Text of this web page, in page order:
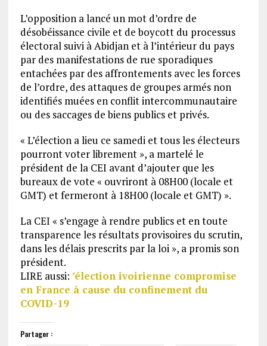
L’opposition a lancé un mot d’ordre de
désobéissance civile et de boycott du processus
électoral suivi à Abidjan et à l’intérieur du pays
par des manifestations de rue sporadiques
entachées par des affrontements avec les forces
de l’ordre, des attaques de groupes armés non
identifiés muées en conflit intercommunautaire
ou des saccages de biens publics et privés.
« L’élection a lieu ce samedi et tous les électeurs
pourront voter librement », a martelé le
président de la CEI avant d’ajouter que les
bureaux de vote « ouvriront à 08H00 (locale et
GMT) et fermeront à 18H00 (locale et GMT) ».
La CEI « s’engage à rendre publics et en toute
transparence les résultats provisoires du scrutin,
dans les délais prescrits par la loi », a promis son
président.
LIRE aussi: ’élection ivoirienne compromise
en France à cause du confinement du
COVID-19
Partager :